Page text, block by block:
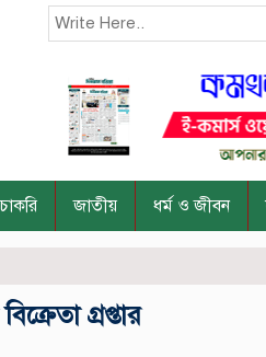
চাকরি জাতীয় ধর্ম ও জীবন
গ্রপ্তার